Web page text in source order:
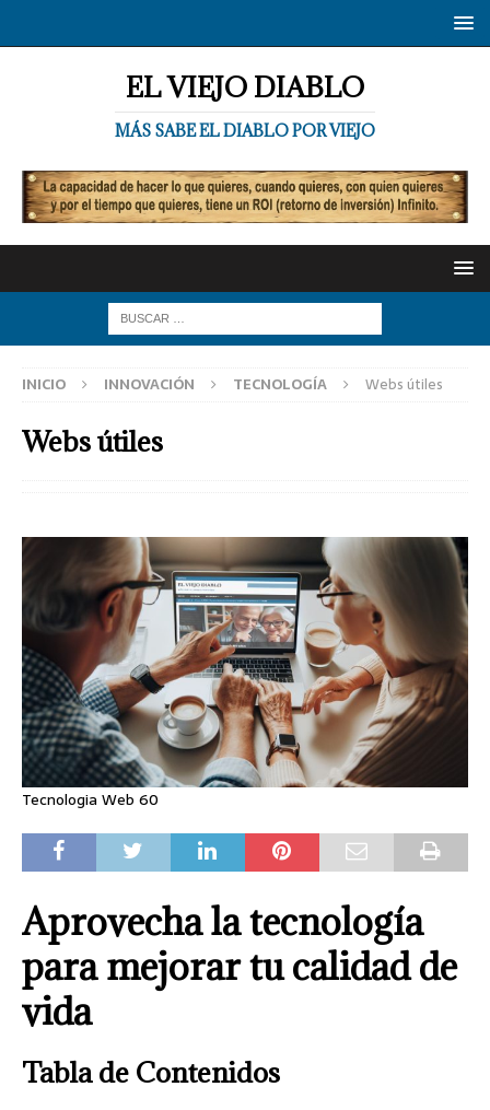
EL VIEJO DIABLO
MÁS SABE EL DIABLO POR VIEJO
INICIO INNOVACIÓN TECNOLOGÍA Webs útiles
Webs útiles
Tecnologia Web 60
Aprovecha la tecnología
para mejorar tu calidad de
vida
Tabla de Contenidos